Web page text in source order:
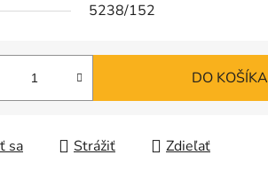
5238/152
DO KOŠÍKA
sa Strážiť Zdieľať